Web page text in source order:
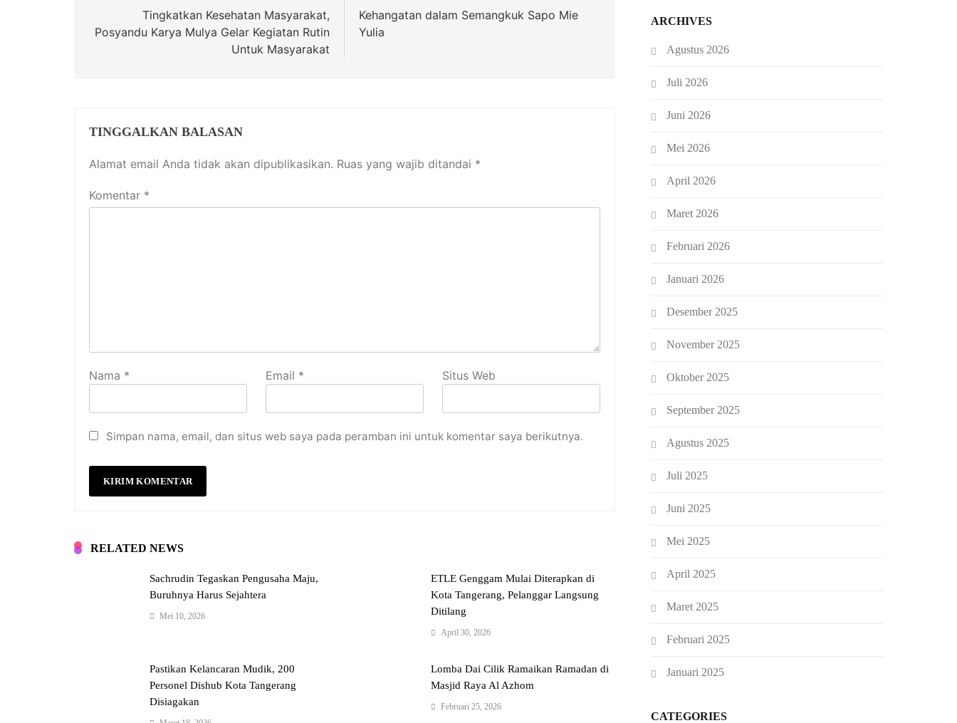
Tingkatkan Kesehatan Masyarakat,
Posyandu Karya Mulya Gelar Kegiatan Rutin
Untuk Masyarakat
Kehangatan dalam Semangkuk Sapo Mie
Yulia
TINGGALKAN BALASAN
Alamat email Anda tidak akan dipublikasikan. Ruas yang wajib ditandai *
Komentar *
Nama * Email * Situs Web
Simpan nama, email, dan situs web saya pada peramban ini untuk komentar saya berikutnya.
RELATED NEWS
Sachrudin Tegaskan Pengusaha Maju,
Buruhnya Harus Sejahtera
Mei 10, 2026
ETLE Genggam Mulai Diterapkan di
Kota Tangerang, Pelanggar Langsung
Ditilang
April 30, 2026
Pastikan Kelancaran Mudik, 200
Personel Dishub Kota Tangerang
Disiagakan
Lomba Dai Cilik Ramaikan Ramadan di
Masjid Raya Al Azhom
Februari 25, 2026
ARCHIVES
Agustus 2026
Juli 2026
Juni 2026
Mei 2026
April 2026
Maret 2026
Februari 2026
Januari 2026
Desember 2025
November 2025
Oktober 2025
September 2025
Agustus 2025
Juli 2025
Juni 2025
Mei 2025
April 2025
Maret 2025
Februari 2025
Januari 2025
CATEGORIES